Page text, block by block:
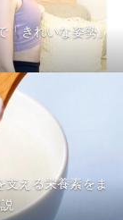
「きれいな姿勢」
える栄養素をま